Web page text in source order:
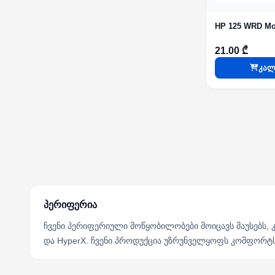
HP 125 WRD
21.00 ₾
პერიფერია
ჩვენი პერიფერიული მოწყობილობები მოიცავს
და HyperX. ჩვენი პროდუქცია უზრუნველყოფს